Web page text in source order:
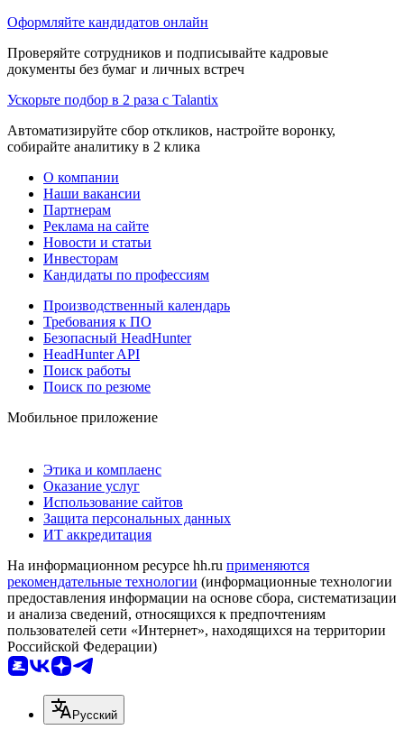
Оформляйте кандидатов онлайн
Проверяйте сотрудников и подписывайте кадровые
документы без бумаг и личных встреч
Ускорьте подбор в 2 раза с Talantix
Автоматизируйте сбор откликов, настройте воронку,
собирайте аналитику в 2 клика
О компании
Наши вакансии
Партнерам
Реклама на сайте
Новости и статьи
Инвесторам
Кандидаты по профессиям
Производственный календарь
Требования к ПО
Безопасный HeadHunter
HeadHunter API
Поиск работы
Поиск по резюме
Мобильное приложение
Этика и комплаенс
Оказание услуг
Использование сайтов
Защита персональных данных
ИТ аккредитация
На информационном ресурсе hh.ru применяются
рекомендательные технологии (информационные технологии
предоставления информации на основе сбора, систематизации
и анализа сведений, относящихся к предпочтениям
пользователей сети «Интернет», находящихся на территории
Российской Федерации)
Русский